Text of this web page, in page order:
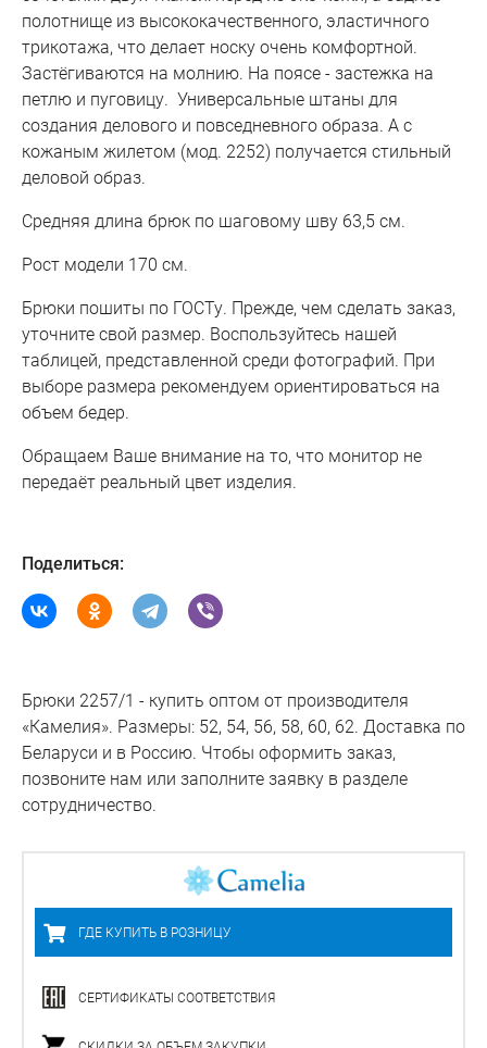
ГДЕ КУПИТЬ В РОЗНИЦУ
СЕРТИФИКАТЫ СООТВЕТСТВИЯ
полотнище из высококачественного, эластичного
трикотажа, что делает носку очень комфортной.
Застёгиваются на молнию. На поясе - застежка на
петлю и пуговицу. Универсальные штаны для
создания делового и повседневного образа. А с
кожаным жилетом (мод. 2252) получается стильный
деловой образ.
Средняя длина брюк по шаговому шву 63,5 см.
Рост модели 170 см.
Брюки пошиты по ГОСТу. Прежде, чем сделать заказ,
уточните свой размер. Воспользуйтесь нашей
таблицей, представленной среди фотографий. При
выборе размера рекомендуем ориентироваться на
объем бедер.
Обращаем Ваше внимание на то, что монитор не
передаёт реальный цвет изделия.
Поделиться:
Брюки 2257/1 - купить оптом от производителя
«Камелия». Размеры: 52, 54, 56, 58, 60, 62. Доставка по
Беларуси и в Россию. Чтобы оформить заказ,
позвоните нам или заполните заявку в разделе
сотрудничество.